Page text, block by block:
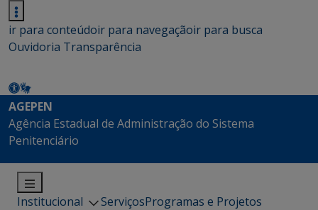
ir para conteúdoir para navegaçãoir para busca
Ouvidoria Transparência
AGEPEN
Agência Estadual de Administração do Sistema
Penitenciário
Institucional ServiçosProgramas e Projetos